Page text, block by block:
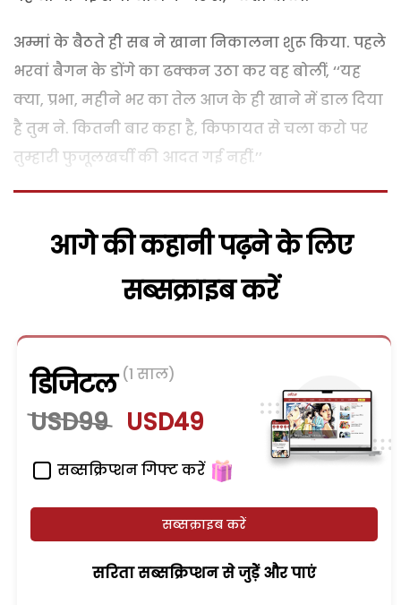
अम्मां के बैठते ही सब ने खाना निकालना शुरू किया. पहले
भरवां बैगन के डोंगे का ढक्कन उठा कर वह बोलीं, ‘‘यह
क्या, प्रभा, महीने भर का तेल आज के ही खाने में डाल दिया
है तुम ने. कितनी बार कहा है, किफायत से चला करो पर
तुम्हारी फुजूलखर्ची की आदत गई नहीं.’’
आगे की कहानी पढ़ने के लिए
सब्सक्राइब करें
डिजिटल (1 साल)
USD99 USD49
सब्सक्रिप्शन गिफ्ट करें
सब्सक्राइब करें
सरिता सब्सक्रिप्शन से जुड़ेें और पाएं